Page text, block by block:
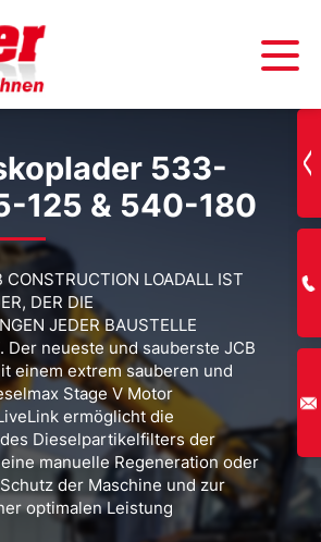
533-
125 & 540-180
CONSTRUCTION LOADALL IST
DER DIE
JEDER BAUSTELLE
Der neueste und sauberste JCB
einem extrem sauberen und
Stage V Motor
ermöglicht die
Dieselpartikelfilters der
manuelle Regeneration oder
der Maschine und zur
optimalen Leistung